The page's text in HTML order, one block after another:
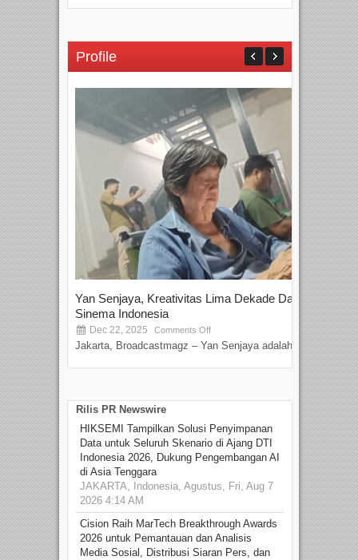
Profile
Yan Senjaya, Kreativitas Lima Dekade Dalam
Sinema Indonesia
Dec 22, 2025 Comments Off
Jakarta, Broadcastmagz – Yan Senjaya adalah...
Rilis PR Newswire
HIKSEMI Tampilkan Solusi Penyimpanan
Data untuk Seluruh Skenario di Ajang DTI
Indonesia 2026, Dukung Pengembangan AI
di Asia Tenggara
JAKARTA, Indonesia, Agustus, Fri, Aug 7
2026 4:14 AM
Cision Raih MarTech Breakthrough Awards
2026 untuk Pemantauan dan Analisis
Media Sosial, Distribusi Siaran Pers, dan